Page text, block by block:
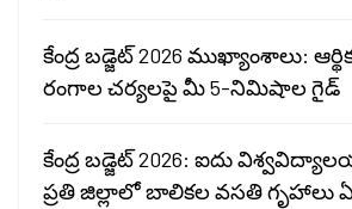
కేంద్ర బడ్జెట్ 2026 ముఖ్యాంశాలు:
రంగాల చర్యలపై మీ 5-నిమిషాల గైడ్
కేంద్ర బడ్జెట్ 2026: ఐదు
ప్రతి జిల్లాలో బాలికల వసతి గృహాలు